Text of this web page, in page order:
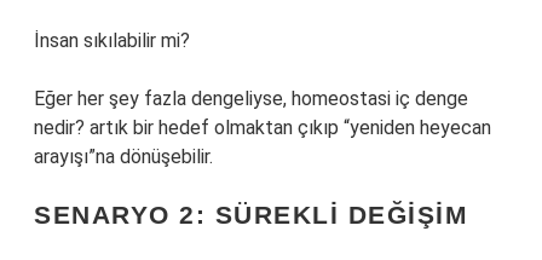
İnsan sıkılabilir mi?
Eğer her şey fazla dengeliyse, homeostasi iç denge
nedir? artık bir hedef olmaktan çıkıp “yeniden heyecan
arayışı”na dönüşebilir.
SENARYO 2: SÜREKLI DEĞIŞIM